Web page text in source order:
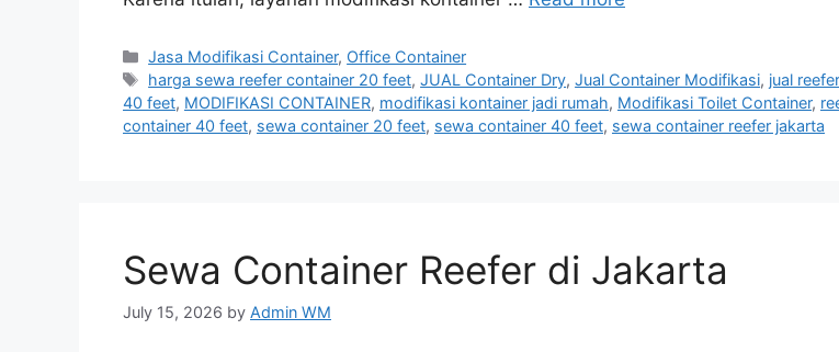
Categories
Jasa Modifikasi Container, Office Container
Tags
harga sewa reefer container 20 feet,JUAL Container Dry,Jual Container Modifikasi, jual
40 feet, MODIFIKASI CONTAINER, modifikasi kontainer jadi rumah, Modifikasi Toilet Container,
container 40 feet, sewa container 20 feet, sewa container 40 feet, sewa container reefer jakarta
Sewa Container Reefer di Jakarta
July 15, 2026 by Admin WM